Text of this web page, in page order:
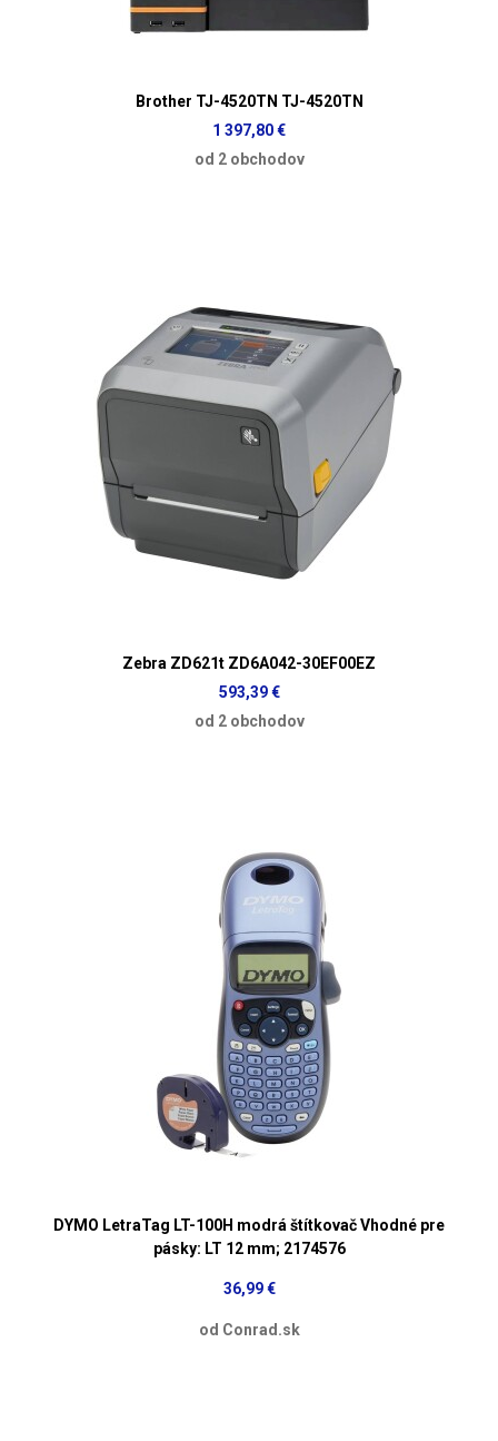
Brother TJ-4520TN TJ-4520TN
1 397,80 €
od 2 obchodov
Zebra ZD621t ZD6A042-30EF00EZ
593,39 €
od 2 obchodov
DYMO LetraTag LT-100H modrá štítkovač Vhodné pre
pásky: LT 12 mm; 2174576
36,99 €
od Conrad.sk